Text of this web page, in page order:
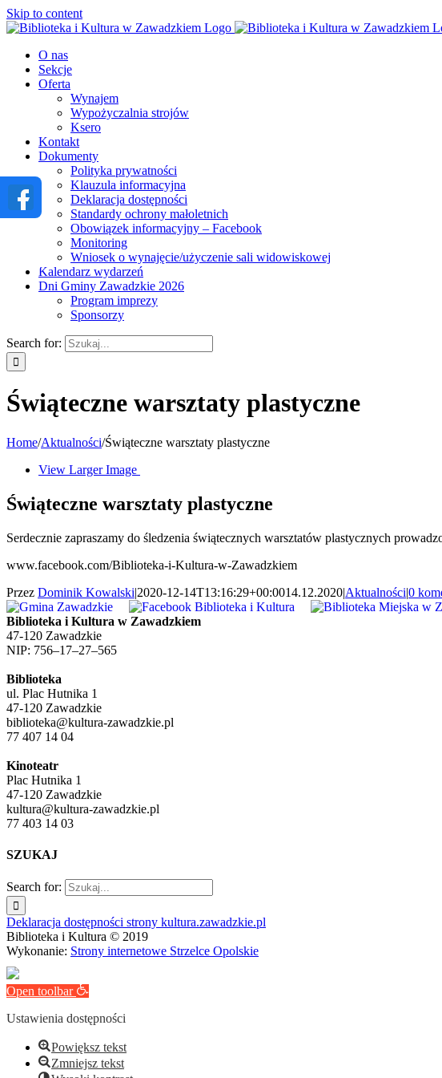
Skip to content
O nas
Sekcje
Oferta
Wynajem
Wypożyczalnia strojów
Ksero
Kontakt
Dokumenty
Polityka prywatności
Klauzula informacyjna
Deklaracja dostępności
Standardy ochrony małoletnich
Obowiązek informacyjny – Facebook
Monitoring
Wniosek o wynajęcie/użyczenie sali widowiskowej
Kalendarz wydarzeń
Dni Gminy Zawadzkie 2026
Program imprezy
Sponsorzy
Search for:
Świąteczne warsztaty plastyczne
Home/Aktualności/Świąteczne warsztaty plastyczne
View Larger Image
Świąteczne warsztaty plastyczne
Serdecznie zapraszamy do śledzenia świątecznych warsztatów plastycznych
www.facebook.com/Biblioteka-i-Kultura-w-Zawadzkiem
Przez Dominik Kowalski|2020-12-14T13:16:29+00:0014.12.2020|Aktualności|0
Biblioteka i Kultura w Zawadzkiem
47-120 Zawadzkie
NIP: 756–17–27–565
Biblioteka
ul. Plac Hutnika 1
47-120 Zawadzkie
biblioteka@kultura-zawadzkie.pl
77 407 14 04
Kinoteatr
Plac Hutnika 1
47-120 Zawadzkie
kultura@kultura-zawadzkie.pl
77 403 14 03
SZUKAJ
Search for:
Deklaracja dostępności strony kultura.zawadzkie.pl
Biblioteka i Kultura © 2019
Wykonanie: Strony internetowe Strzelce Opolskie
Open toolbar
Ustawienia dostępności
Powiększ tekst
Zmniejsz tekst